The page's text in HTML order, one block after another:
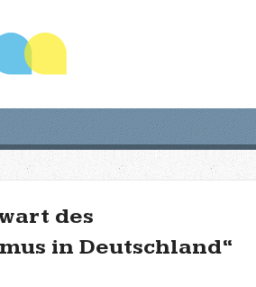
des
in Deutschland“